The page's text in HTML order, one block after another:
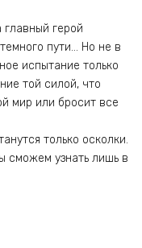
герой
пути… Но не в
испытание только
той силой, что
мир или бросит все
только осколки.
сможем узнать лишь в